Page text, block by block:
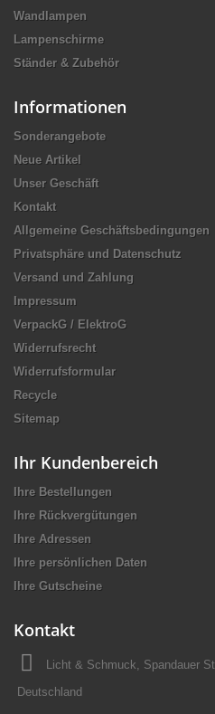
Wandlampen
Lampenschirme
Ständer & Zubehör
Informationen
Sonderangebote
Neue Artikel
Unser Geschäft
Kontakt
Allgemeine Geschäftsbedingungen
Privatsphäre und Datenschutz
Versand und Zahlung
Impressum
VerpackG / ElektroG
Widerrufsrecht
Widerrufsformular
Recycle
Sitemap
Ihr Kundenbereich
Ihre Bestellungen
Ihre Rückvergütungen
Ihre Adressen
Ihre persönlichen Daten
Ihre Gutscheine
Kontakt
Licht & Schmuck, Spandauer
Deutschland